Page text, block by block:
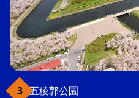
五稜郭公園